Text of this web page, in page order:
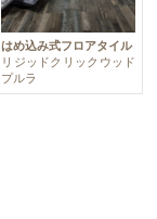
はめ込み式フロアタイル
リジッドクリックウッド
プルラ